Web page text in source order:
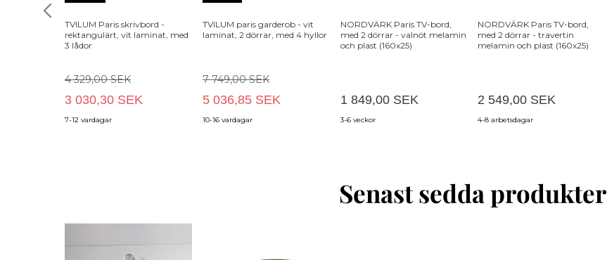
TVILUM Paris skrivbord -
rektangulärt, vit laminat, med
3 lådor
4 329,00 SEK
3 030,30 SEK
7-12 vardagar
TVILUM paris garderob - vit
laminat, 2 dörrar, med 4 hyllor
7 749,00 SEK
5 036,85 SEK
10-16 vardagar
NORDVÄRK Paris TV-bord,
med 2 dörrar - valnöt melamin
och plast (160x25)
1 849,00 SEK
3-6 veckor
NORDVÄRK Paris TV-bord,
med 2 dörrar - travertin
melamin och plast (160x25)
2 549,00 SEK
4-8 arbetsdagar
Senast sedda produkter